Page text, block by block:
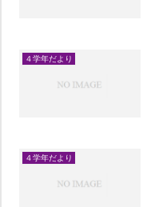
４学年だより
４学年だより